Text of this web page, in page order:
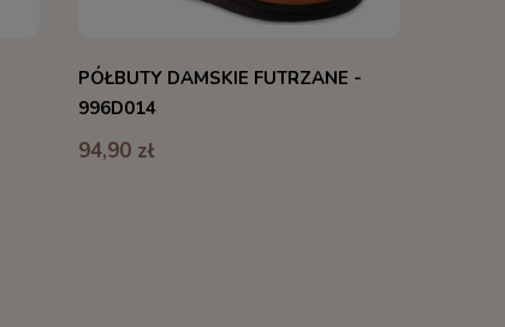
PÓŁBUTY DAMSKIE FUTRZANE -
996D014
94,90 zł